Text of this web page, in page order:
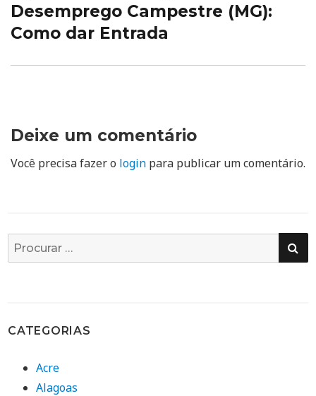
post:
Desemprego Campestre (MG):
Como dar Entrada
Deixe um comentário
Você precisa fazer o login para publicar um comentário.
Busca
por:
CATEGORIAS
Acre
Alagoas